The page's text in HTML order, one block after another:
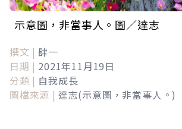
示意圖，非當事人。圖／達志
撰文 | 肆一
日期 | 2021年11月19日
分類 | 自我成長
圖檔來源 | 達志(示意圖，非當事人。)